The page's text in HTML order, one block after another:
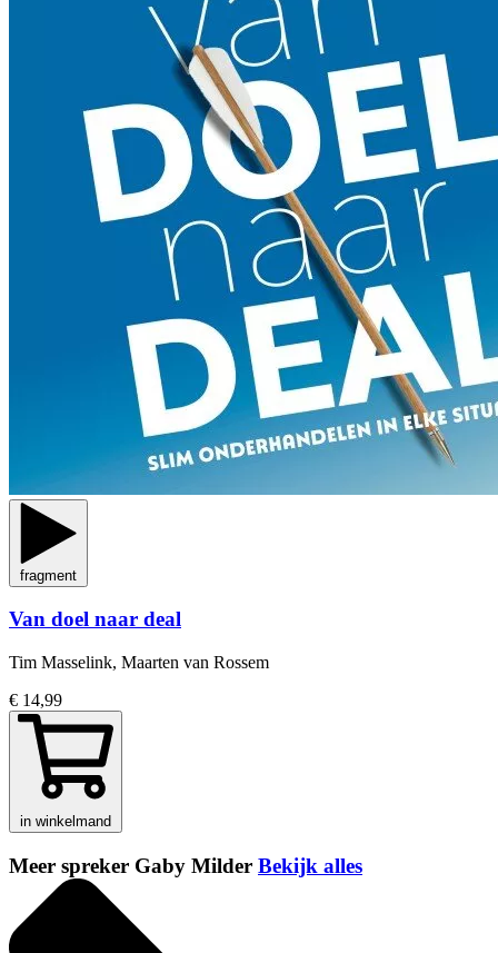
fragment
Van doel naar deal
Tim Masselink, Maarten van Rossem
€ 14,99
in winkelmand
Meer spreker Gaby Milder Bekijk alles